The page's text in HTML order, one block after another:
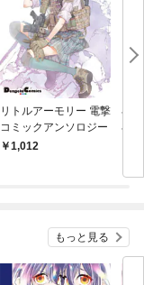
リトルアーモリー 電撃
コミックアンソロジー
1,012
小
小
もっと見る